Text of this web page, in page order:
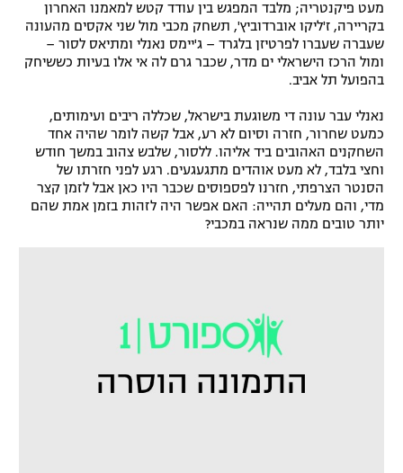
מדיניות פרטיות
תקנון פעילות ספורט 1
רשיון להקרנה פומבית לבית עסק
הצטרפות לחבילת הערוצים
לוח דרושים – ג'ובנט
גיימינג E-Sports
מעט פיקנטריה; מלבד המפגש בין עודד קטש למאמנו האחרון
בקריירה, ז'ליקו אוברדוביץ', תשחק מכבי מול שני אקסים מהעונה
שעברה שעברו לפרטיזן בלגרד – ג'יימס נאנלי ומתיאס לסור –
ומול הרכז הישראלי ים מדר, שכבר גרם לה אי אלו בעיות כששיחק
בהפועל תל אביב.
נאנלי עבר עונה די משוגעת בישראל, שכללה ריבים ועימותים,
כמעט שחרור, חזרה וסיום לא רע, אבל קשה לומר שהיה אחד
השחקנים האהובים ביד אליהו. ללסור, שלבש צהוב במשך חודש
וחצי בלבד, לא מעט אוהדים מתגעגעים. רגע לפני חזרתו של
הסנטר הצרפתי, חזרנו לפספוסים שכבר היו כאן אבל לזמן קצר
מדי, והם מעלים תהייה: האם אפשר היה לזהות בזמן אמת שהם
יותר טובים ממה שנראה במכבי?